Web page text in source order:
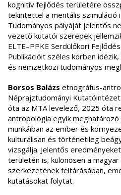
kognitív fejlődés területére
tekintettel a mentális
Tudományos pályáját jelentős
vezető kutatói szerepek
ELTE–PPKE Serdülőkori
Publikációit széles körben
és nemzetközi tudományos
Borsos Balázs etnográfus-
Néprajztudományi
óta az MTA levelező, 2025 óta
antropológia egyik meghatározó
munkáiban az ember és
kulturálisan és történetileg
vizsgálja. Jelentős
területén is, különösen a
szerkezetének feltárásában,
kutatásokat folytat.